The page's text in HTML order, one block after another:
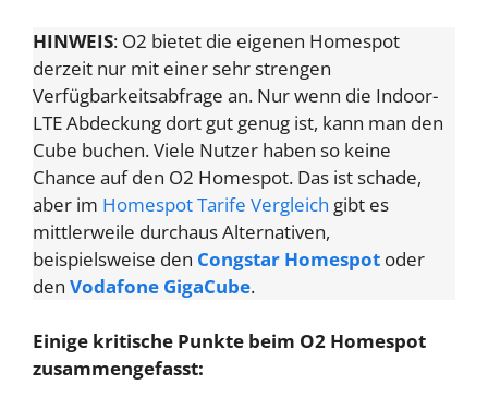
HINWEIS: O2 bietet die eigenen Homespot
derzeit nur mit einer sehr strengen
Verfügbarkeitsabfrage an. Nur wenn die Indoor-
LTE Abdeckung dort gut genug ist, kann man den
Cube buchen. Viele Nutzer haben so keine
Chance auf den O2 Homespot. Das ist schade,
aber im Homespot Tarife Vergleich gibt es
mittlerweile durchaus Alternativen,
beispielsweise den Congstar Homespot oder
den Vodafone GigaCube.
Einige kritische Punkte beim O2 Homespot
zusammengefasst: